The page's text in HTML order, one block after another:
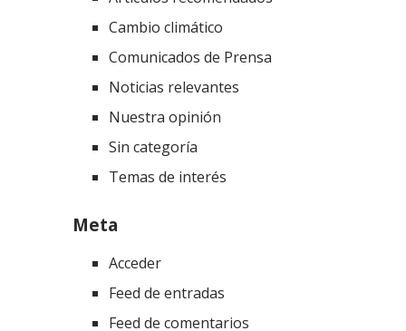
Cambio climático
Comunicados de Prensa
Noticias relevantes
Nuestra opinión
Sin categoría
Temas de interés
Meta
Acceder
Feed de entradas
Feed de comentarios